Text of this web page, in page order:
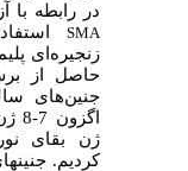
در رابطه با
SMA
زنجیره‌ای
حاصل از برش
جنین‌های
کردیم.